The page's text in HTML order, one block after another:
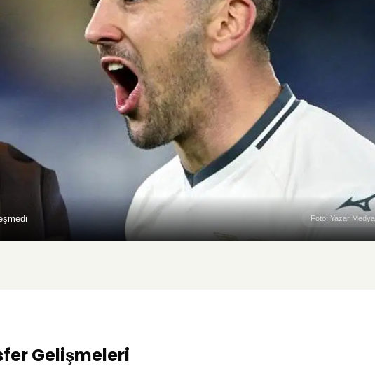
Foto: Yazar Medya
Gelişmeleri